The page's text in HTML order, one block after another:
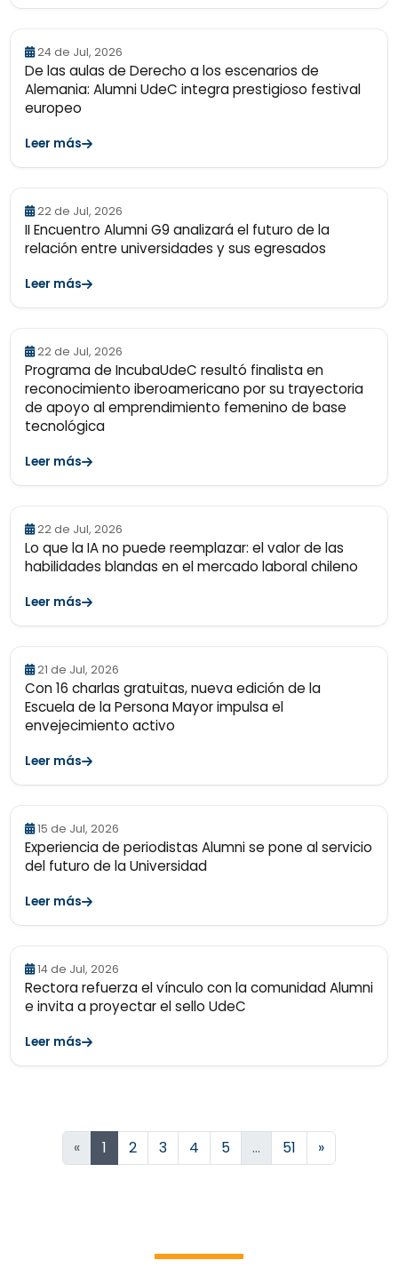
24 de Jul, 2026
De las aulas de Derecho a los escenarios de
Alemania: Alumni UdeC integra prestigioso festival
europeo
Leer más
22 de Jul, 2026
II Encuentro Alumni G9 analizará el futuro de la
relación entre universidades y sus egresados
Leer más
22 de Jul, 2026
Programa de IncubaUdeC resultó finalista en
reconocimiento iberoamericano por su trayectoria
de apoyo al emprendimiento femenino de base
tecnológica
Leer más
22 de Jul, 2026
Lo que la IA no puede reemplazar: el valor de las
habilidades blandas en el mercado laboral chileno
Leer más
21 de Jul, 2026
Con 16 charlas gratuitas, nueva edición de la
Escuela de la Persona Mayor impulsa el
envejecimiento activo
Leer más
15 de Jul, 2026
Experiencia de periodistas Alumni se pone al servicio
del futuro de la Universidad
Leer más
14 de Jul, 2026
Rectora refuerza el vínculo con la comunidad Alumni
e invita a proyectar el sello UdeC
Leer más
« 1 2 3 4 5 … 51 »Siguiente